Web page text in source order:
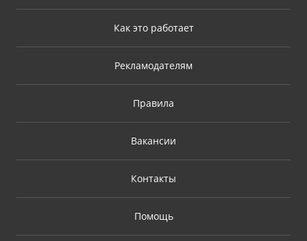
Как это работает
Рекламодателям
Правила
Вакансии
Контакты
Помощь